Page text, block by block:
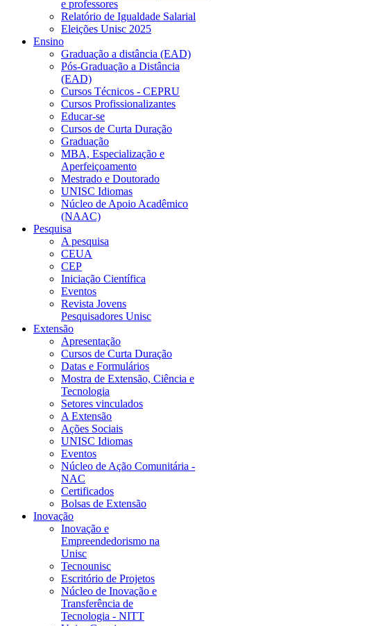
e professores
Relatório de Igualdade Salarial
Eleições Unisc 2025
Ensino
Graduação a distância (EAD)
Pós-Graduação a Distância
(EAD)
Cursos Técnicos - CEPRU
Cursos Profissionalizantes
Educar-se
Cursos de Curta Duração
Graduação
MBA, Especialização e
Aperfeiçoamento
Mestrado e Doutorado
UNISC Idiomas
Núcleo de Apoio Acadêmico
(NAAC)
Pesquisa
A pesquisa
CEUA
CEP
Iniciação Científica
Eventos
Revista Jovens
Pesquisadores Unisc
Extensão
Apresentação
Cursos de Curta Duração
Datas e Formulários
Mostra de Extensão, Ciência e
Tecnologia
Setores vinculados
A Extensão
Ações Sociais
UNISC Idiomas
Eventos
Núcleo de Ação Comunitária -
NAC
Certificados
Bolsas de Extensão
Inovação
Inovação e
Empreendedorismo na
Unisc
Tecnounisc
Escritório de Projetos
Núcleo de Inovação e
Transferência de
Tecnologia - NITT